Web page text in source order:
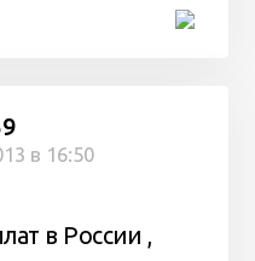
в 16:50
в России ,